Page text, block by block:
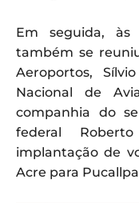
Em seguida,
também se
Aeroportos,
Nacional de
companhia do
federal
implantação de
Acre para